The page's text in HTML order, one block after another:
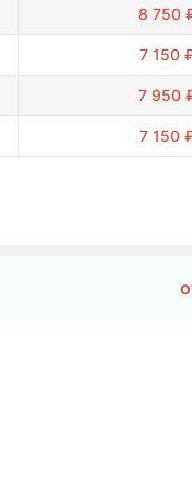
8 750
7 150
7 950
7 150